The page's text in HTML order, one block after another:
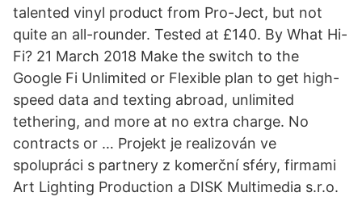
talented vinyl product from Pro-Ject, but not
quite an all-rounder. Tested at £140. By What Hi-
Fi? 21 March 2018 Make the switch to the
Google Fi Unlimited or Flexible plan to get high-
speed data and texting abroad, unlimited
tethering, and more at no extra charge. No
contracts or … Projekt je realizován ve
spolupráci s partnery z komerční sféry, firmami
Art Lighting Production a DISK Multimedia s.r.o.